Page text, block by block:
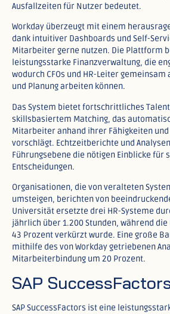
Ausfallzeiten für Nutzer bedeutet.​
Workday überzeugt mit einem
dank intuitiver Dashboards und Self-
Mitarbeiter gerne nutzen. Die Plattform
leistungsstarke Finanzverwaltung, die
wodurch CFOs und HR-Leiter
und Planung arbeiten können.​
Das System bietet fortschrittliches
skillsbasiertem Matching, das
Mitarbeiter anhand ihrer Fähigkeiten
vorschlägt. Echtzeitberichte und
Führungsebene die nötigen Einblicke für
Entscheidungen.​
Organisationen, die von veralteten
umsteigen, berichten von
Universität ersetzte drei HR-Systeme
jährlich über 1.200 Stunden, während
43 Prozent verkürzt wurde. Eine große
mithilfe des von Workday getriebenen
Mitarbeiterbindung um 20 Prozent.​
SAP
SAP SuccessFactors ist eine